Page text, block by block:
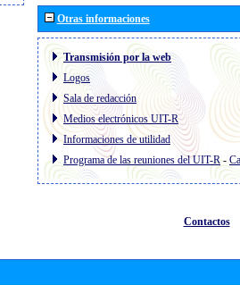
Otras informaciones
Transmisión por la web
Logos
Sala de redacción
Medios electrónicos UIT-R
Informaciones de utilidad
Programa de las reuniones del UIT-R-
Contactos